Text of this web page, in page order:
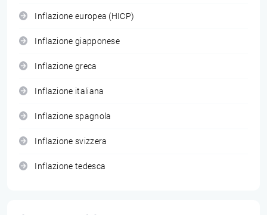
Inflazione europea (HICP)
Inflazione giapponese
Inflazione greca
Inflazione italiana
Inflazione spagnola
Inflazione svizzera
Inflazione tedesca